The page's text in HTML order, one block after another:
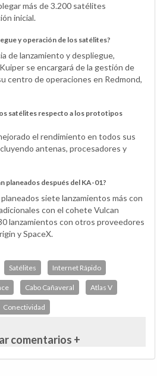
más de 3.200 satélites
inicial.
y operación de los satélites?
de lanzamiento y despliegue,
se encargará de la gestión de
centro de operaciones en Redmond,
satélites respecto a los prototipos
el rendimiento en todos sus
antenas, procesadores y
planeados después del KA-01?
siete lanzamientos más con
con el cohete Vulcan
lanzamientos con otros proveedores
y SpaceX.
Satélites Internet Rápido
Cabo Cañaveral Atlas V
Conectividad
comentarios +